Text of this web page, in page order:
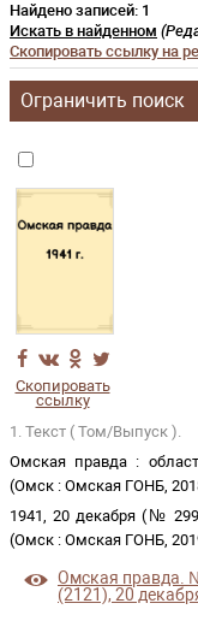
Найдено записей: 1
Искать в найденном
Скопировать ссылку на
Ограничить поиск
Скопировать
ссылку
1. Текст ( Том/Выпуск ).
Омская правда :
(Омск : Омская ГОНБ,
1941, 20 декабря (№
(Омск : Омская ГОНБ,
Омская правда.
(2121), 20